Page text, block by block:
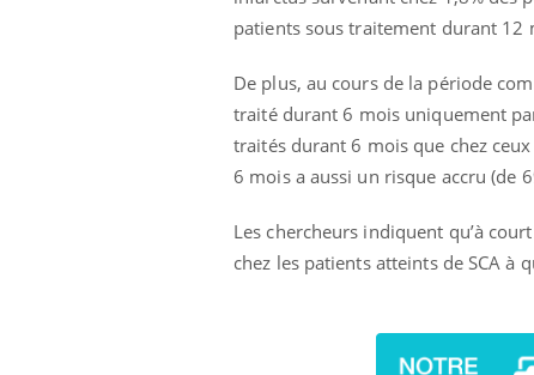
patients sous traitement durant 12
De plus, au cours de la période
traité durant 6 mois uniquement
traités durant 6 mois que chez
6 mois a aussi un risque accru (de
Les chercheurs indiquent qu’à
chez les patients atteints de SCA à